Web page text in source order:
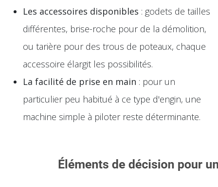
Les accessoires disponibles : godets de tailles
différentes, brise-roche pour de la démolition,
ou tarière pour des trous de poteaux, chaque
accessoire élargit les possibilités.
La facilité de prise en main : pour un
particulier peu habitué à ce type d'engin, une
machine simple à piloter reste déterminante.